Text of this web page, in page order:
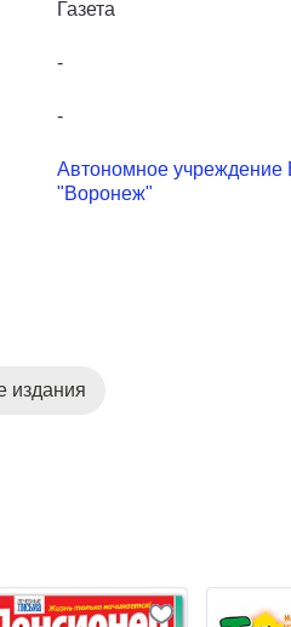
Газета
-
-
Автономное учреждение
"Воронеж"
издания